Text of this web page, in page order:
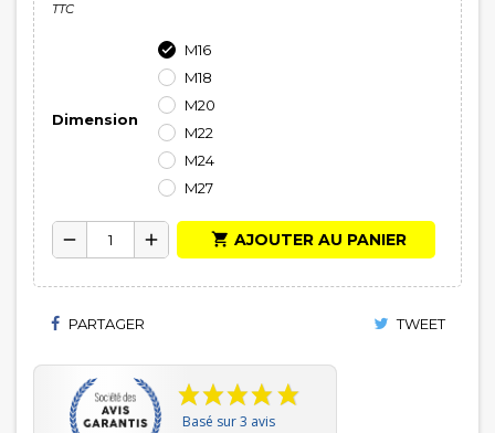
TTC
Dimension

M16
M18
M20
M22
M24
M27
remove add  AJOUTER AU PANIER
PARTAGER TWEET
Basé sur 3 avis